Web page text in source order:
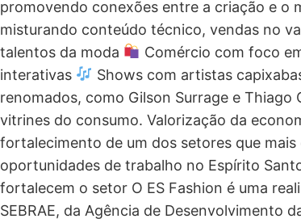
promovendo conexões entre a criação e o
misturando conteúdo técnico, vendas no
talentos da moda
Comércio com foco
interativas
Shows com artistas
renomados, como Gilson Surrage e
vitrines do consumo. Valorização da
fortalecimento de um dos setores que
oportunidades de trabalho no Espírito
fortalecem o setor O ES Fashion é uma
SEBRAE, da Agência de Desenvolvimento